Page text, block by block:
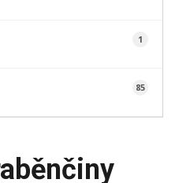
1
85